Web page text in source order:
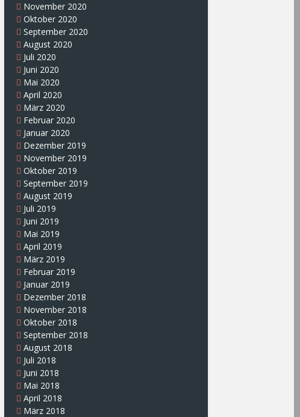
November 2020
Oktober 2020
September 2020
August 2020
Juli 2020
Juni 2020
Mai 2020
April 2020
März 2020
Februar 2020
Januar 2020
Dezember 2019
November 2019
Oktober 2019
September 2019
August 2019
Juli 2019
Juni 2019
Mai 2019
April 2019
März 2019
Februar 2019
Januar 2019
Dezember 2018
November 2018
Oktober 2018
September 2018
August 2018
Juli 2018
Juni 2018
Mai 2018
April 2018
März 2018